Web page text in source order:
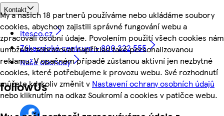
My a našich 18 partnerů používáme nebo ukládáme soubory
cookies, abychom zajistili správné fungování webu a
zpracovali osobní údaje. Povolením použití všech cookies nám
umožníte zobrazovat například také personalizovanou
reklamu. V opačném případě zůstanou aktivní jen nezbytné
cookies, které potřebujeme k provozu webu. Své rozhodnutí
můžete kdykoliv změnit v Nastavení ochrany osobních údajů
nebo kliknutím na odkaz Soukromí a cookies v patičce webu.
Kontakt
itesco.cz
Zákaznické centrum - 800 222 555
Naše obchody
followUs